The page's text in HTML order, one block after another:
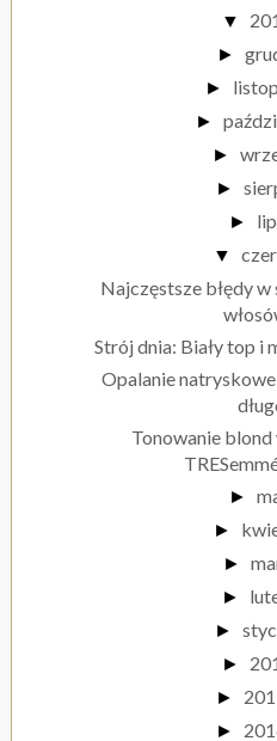
▼
►
►
►
►
►
►
▼
Najczęstsze błędy
Strój dnia: Biały top i
Opalanie
Tonowanie blond
►
►
►
►
►
►
►
►